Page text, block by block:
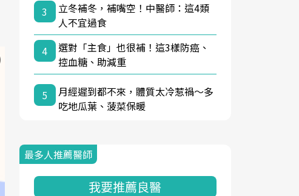
3
立冬補冬，補嘴空！中醫師：這4類
人不宜過食
4
選對「主食」也很補！這3樣防癌、
控血糖、助減重
5
月經遲到都不來，體質太冷惹禍〜多
吃地瓜葉、菠菜保暖
最多人推薦醫師
我要推薦良醫